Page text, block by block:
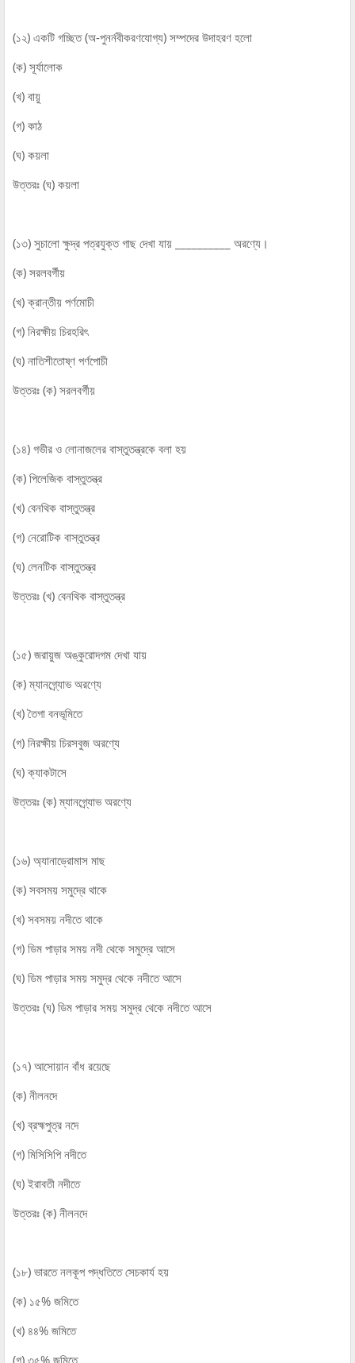
(১২) একটি গচ্ছিত (অ-পুনর্নবীকরণযোগ্য) সম্পদের উদাহরণ হলো
(ক) সূর্যালোক
(খ) বায়ু
(গ) কাঠ
(ঘ) কয়লা
উত্তরঃ (ঘ) কয়লা
(১৩) সুচালো ক্ষুদ্র পত্রযুক্ত গাছ দেখা যায় __________ অরণ্যে।
(ক) সরলবর্গীয়
(খ) ক্রান্তীয় পর্ণমোচী
(গ) নিরক্ষীয় চিরহরিৎ
(ঘ) নাতিশীতোষ্ণ পর্ণপোচী
উত্তরঃ (ক) সরলবর্গীয়
(১৪) গভীর ও লোনাজলের বাস্তুতন্ত্রকে বলা হয়
(ক) পিলেজিক বাস্তুতন্ত্র
(খ) বেনথিক বাস্তুতন্ত্র
(গ) নেরোটিক বাস্তুতন্ত্র
(ঘ) লেনটিক বাস্তুতন্ত্র
উত্তরঃ (খ) বেনথিক বাস্তুতন্ত্র
(১৫) জরায়ুজ অঙ্কুরোদগম দেখা যায়
(ক) ম্যানগ্র্যোভ অরণ্যে
(খ) তৈগা বনভূমিতে
(গ) নিরক্ষীয় চিরসবুজ অরণ্যে
(ঘ) ক্যাকটাসে
উত্তরঃ (ক) ম্যানগ্র্যোভ অরণ্যে
(১৬) অ্যানাড্রোমাস মাছ
(ক) সবসময় সমুদ্রে থাকে
(খ) সবসময় নদীতে থাকে
(গ) ডিম পাড়ার সময় নদী থেকে সমুদ্রে আসে
(ঘ) ডিম পাড়ার সময় সমুদ্র থেকে নদীতে আসে
উত্তরঃ (ঘ) ডিম পাড়ার সময় সমুদ্র থেকে নদীতে আসে
(১৭) আসোয়ান বাঁধ রয়েছে
(ক) নীলনদে
(খ) ব্রহ্মপুত্র নদে
(গ) মিসিসিপি নদীতে
(ঘ) ইরাবতী নদীতে
উত্তরঃ (ক) নীলনদে
(১৮) ভারতে নলকূপ পদ্ধতিতে সেচকার্য হয়
(ক) ১৫% জমিতে
(খ) ৪৪% জমিতে
(গ) ৩৫% জমিতে